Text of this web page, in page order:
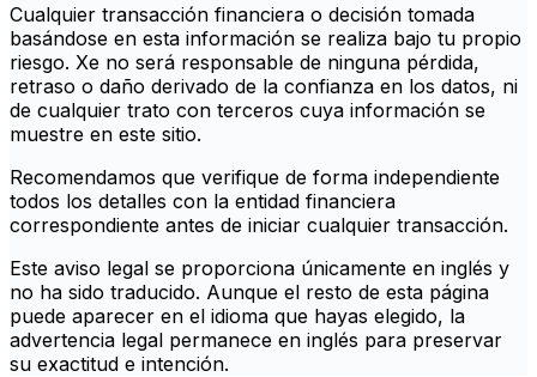
Cualquier transacción financiera o decisión tomada
basándose en esta información se realiza bajo tu propio
riesgo. Xe no será responsable de ninguna pérdida,
retraso o daño derivado de la confianza en los datos, ni
de cualquier trato con terceros cuya información se
muestre en este sitio.
Recomendamos que verifique de forma independiente
todos los detalles con la entidad financiera
correspondiente antes de iniciar cualquier transacción.
Este aviso legal se proporciona únicamente en inglés y
no ha sido traducido. Aunque el resto de esta página
puede aparecer en el idioma que hayas elegido, la
advertencia legal permanece en inglés para preservar
su exactitud e intención.